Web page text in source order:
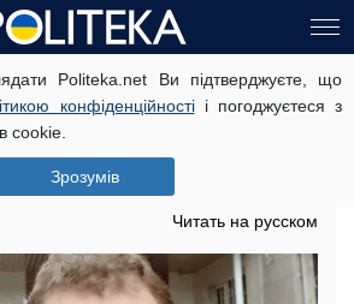
Politeka.net Ви підтверджуєте, що
конфіденційностіі погоджуєтеся з
cookie.
Зрозумів
обдурив пенсіонерку
продовження
кинув людей
Читать на русском